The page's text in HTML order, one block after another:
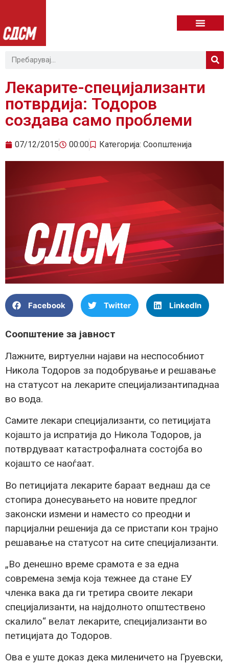
Лекарите-специјализанти
потврдија: Тодоров
создава само проблеми
07/12/2015 00:00 Категорија: Соопштенија
Facebook Twitter LinkedIn
Соопштение за јавност
Лажните, виртуелни најави на неспособниот
Никола Тодоров за подобрување и решавање
на статусот на лекарите специјализантипаднаа
во вода.
Самите лекари специјализанти, со петицијата
којашто ја испратија до Никола Тодоров, ја
потврдуваат катастрофалната состојба во
којашто се наоѓаат.
Во петицијата лекарите бараат веднаш да се
стопира донесувањето на новите предлог
законски измени и наместо со преодни и
парцијални решенија да се пристапи кон трајно
решавање на статусот на сите специјализанти.
„Во денешно време срамота е за една
современа земја која тежнее да стане ЕУ
членка вака да ги третира своите лекари
специјализанти, на најдолното општествено
скалило“ велат лекарите, специјализанти во
петицијата до Тодоров.
Ова е уште доказ дека миленичето на Груевски,